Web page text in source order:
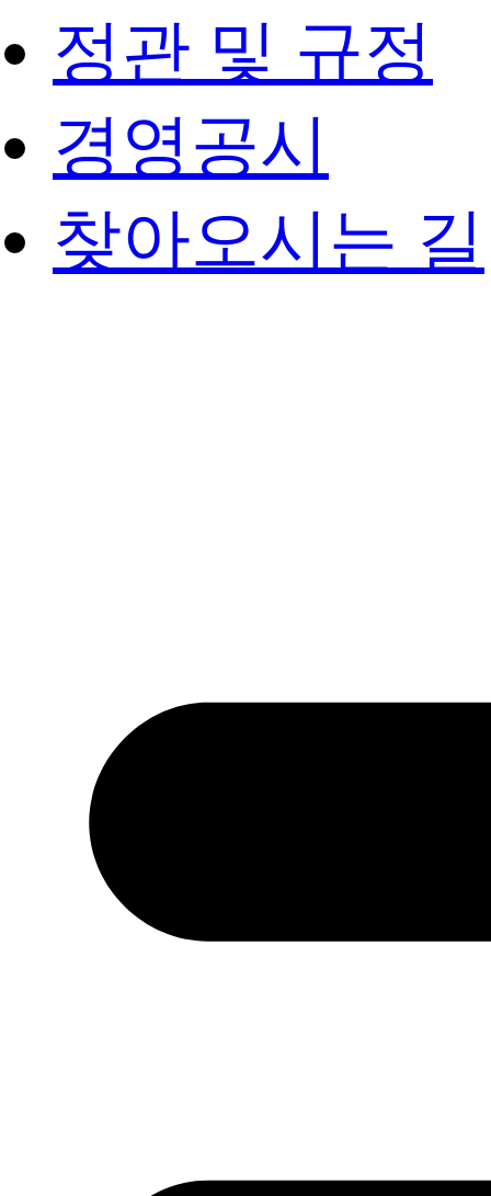
정관 및 규정
경영공시
찾아오시는 길